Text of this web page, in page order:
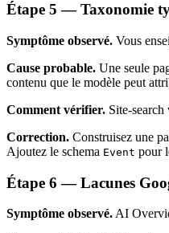
Étape 5 — Taxonomie
Symptôme observé. Vous
Cause probable. Une seule
contenu que le modèle peut
Comment vérifier. Site-
Correction. Construisez une
Ajoutez le schema Event pour
Étape 6 — Lacunes
Symptôme observé. AI